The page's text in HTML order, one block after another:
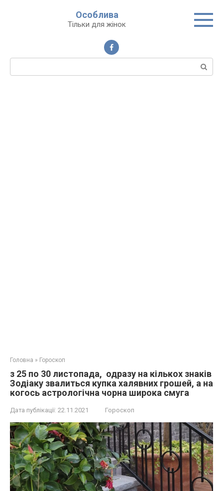
Особлива
Тільки для жінок
Пошук:
Головна » Гороскоп
з 25 по 30 листопада, одразу на кількох знаків
Зодіаку звалиться купка халявних грошей, а на
когось астрологічна чорна широка смуга
Дата публікації: 22.11.2021 Гороскоп